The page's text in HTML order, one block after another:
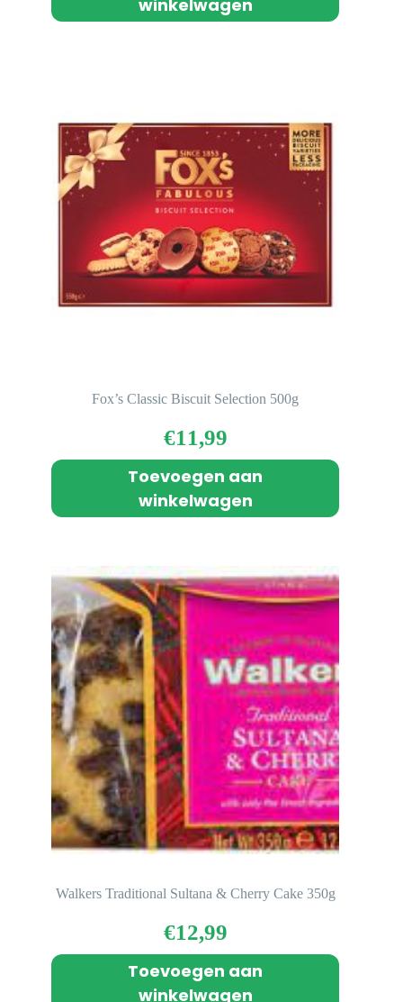
winkelwagen
Fox’s Classic Biscuit Selection 500g
€11,99
Toevoegen aan
winkelwagen
Walkers Traditional Sultana & Cherry Cake 350g
€12,99
Toevoegen aan
winkelwagen